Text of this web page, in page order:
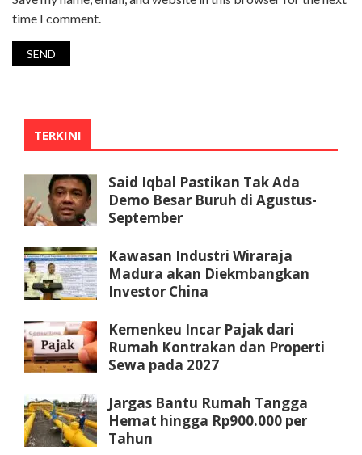
time I comment.
TERKINI
Said Iqbal Pastikan Tak Ada
Demo Besar Buruh di Agustus-
September
Kawasan Industri Wiraraja
Madura akan Diekmbangkan
Investor China
Kemenkeu Incar Pajak dari
Rumah Kontrakan dan Properti
Sewa pada 2027
Jargas Bantu Rumah Tangga
Hemat hingga Rp900.000 per
Tahun